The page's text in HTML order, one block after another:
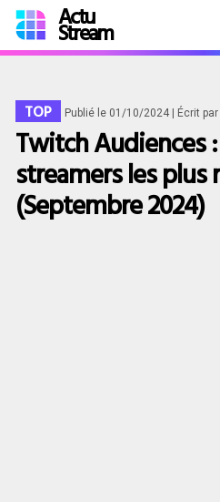
Actu
Stream
TOP Publié le 01/10/2024 | Écrit par
Twitch Audiences
streamers les plus
(Septembre 2024)